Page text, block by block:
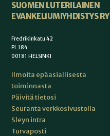
SUOMEN LUTERILAINEN
EVANKELIUMIYHDISTYS RY
Fredrikinkatu 42
PL 184
00181 HELSINKI
Ilmoita epäasiallisesta
toiminnasta
Päivitä tietosi
Seuranta verkkosivustolla
Sleyn intra
Turvaposti